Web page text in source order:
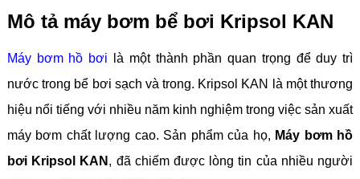
Mô tả máy bơm bể bơi Kripsol KAN
Máy bơm hồ bơi là một thành phần quan trọng để duy trì
nước trong bể bơi sạch và trong. Kripsol KAN là một thương
hiệu nổi tiếng với nhiều năm kinh nghiệm trong việc sản xuất
máy bơm chất lượng cao. Sản phẩm của họ, Máy bơm hồ
bơi Kripsol KAN , đã chiếm được lòng tin của nhiều người